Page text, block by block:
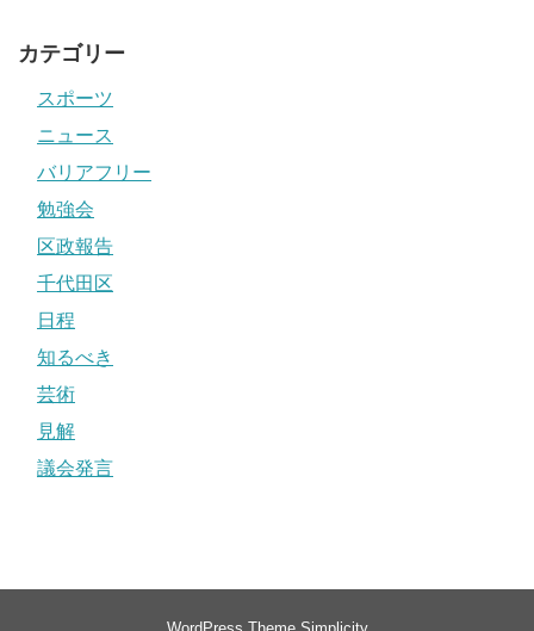
カテゴリー
スポーツ
ニュース
バリアフリー
勉強会
区政報告
千代田区
日程
知るべき
芸術
見解
議会発言